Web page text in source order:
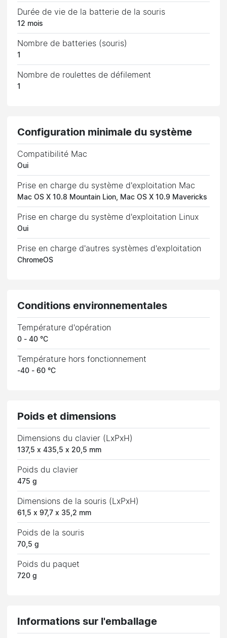
Durée de vie de la batterie de la souris
12 mois
Nombre de batteries (souris)
1
Nombre de roulettes de défilement
1
Configuration minimale du système
Compatibilité Mac
Oui
Prise en charge du système d'exploitation Mac
Mac OS X 10.8 Mountain Lion, Mac OS X 10.9 Mavericks
Prise en charge du système d'exploitation Linux
Oui
Prise en charge d'autres systèmes d'exploitation
ChromeOS
Conditions environnementales
Température d'opération
0 - 40 °C
Température hors fonctionnement
-40 - 60 °C
Poids et dimensions
Dimensions du clavier (LxPxH)
137,5 x 435,5 x 20,5 mm
Poids du clavier
475 g
Dimensions de la souris (LxPxH)
61,5 x 97,7 x 35,2 mm
Poids de la souris
70,5 g
Poids du paquet
720 g
Informations sur l'emballage